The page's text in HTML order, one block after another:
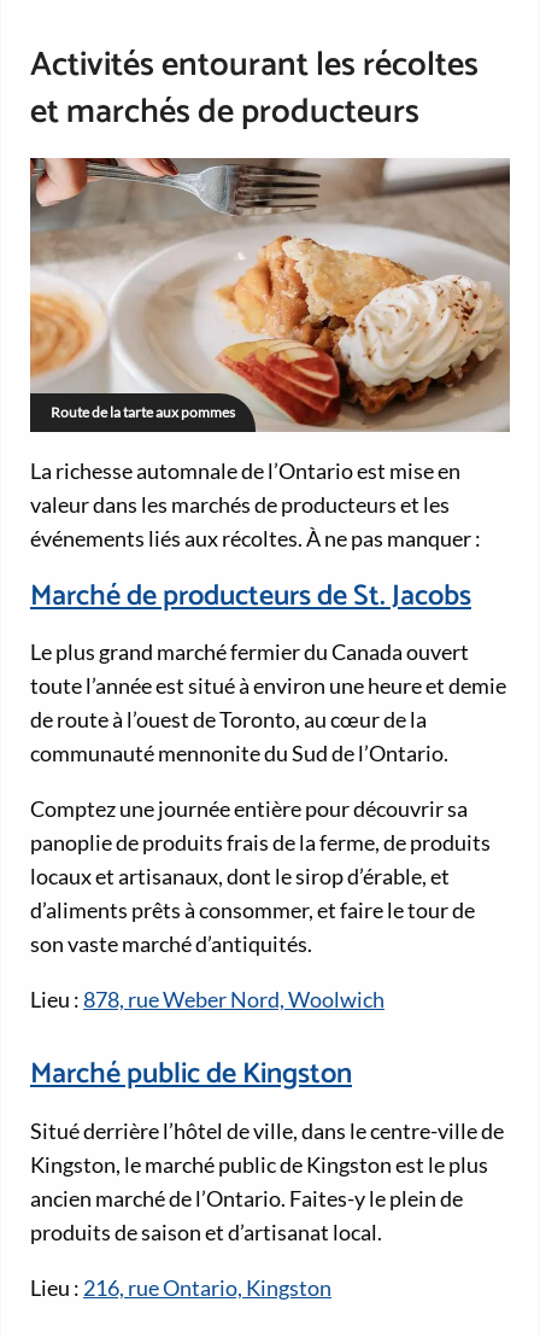
Activités entourant les récoltes
et marchés de producteurs
Route de la tarte aux pommes
La richesse automnale de l’Ontario est mise en
valeur dans les marchés de producteurs et les
événements liés aux récoltes. À ne pas manquer :
Marché de producteurs de St. Jacobs
Le plus grand marché fermier du Canada ouvert
toute l’année est situé à environ une heure et demie
de route à l’ouest de Toronto, au cœur de la
communauté mennonite du Sud de l’Ontario.
Comptez une journée entière pour découvrir sa
panoplie de produits frais de la ferme, de produits
locaux et artisanaux, dont le sirop d’érable, et
d’aliments prêts à consommer, et faire le tour de
son vaste marché d’antiquités.
Lieu :878, rue Weber Nord, Woolwich
Marché public de Kingston
Situé derrière l’hôtel de ville, dans le centre-ville de
Kingston, le marché public de Kingston est le plus
ancien marché de l’Ontario. Faites-y le plein de
produits de saison et d’artisanat local.
Lieu : 216, rue Ontario, Kingston